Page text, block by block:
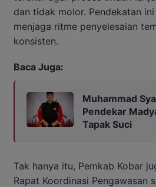
dan tidak molor. Pendekatan
menjaga ritme penyelesaian
konsisten.
Baca Juga:
Muhammad
Pendekar
Tapak Suci
Tak hanya itu, Pemkab Kobar
Rapat Koordinasi Pengawasan